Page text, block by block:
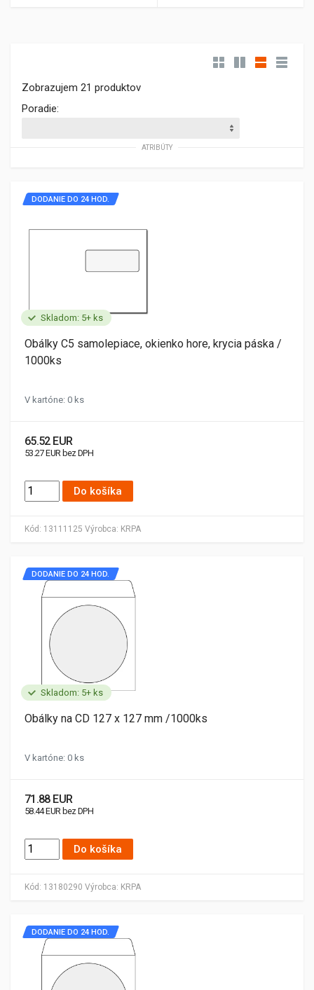
Zobrazujem 21 produktov
Poradie:
ATRIBÚTY
Skladom: 5+ ks
Kód: 13111125 Výrobca: KRPA
DODANIE DO 24 HOD.
Obálky C5 samolepiace, okienko hore, krycia páska /
1000ks
V kartóne: 0 ks
65.52 EUR
53.27 EUR bez DPH
Do košíka
Skladom: 5+ ks
Kód: 13180290 Výrobca: KRPA
DODANIE DO 24 HOD.
Obálky na CD 127 x 127 mm /1000ks
V kartóne: 0 ks
71.88 EUR
58.44 EUR bez DPH
Do košíka
DODANIE DO 24 HOD.